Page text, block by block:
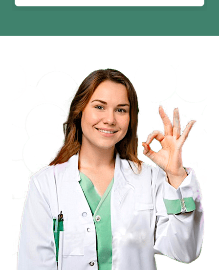
fonction de mes habitudes de vie et mes
avec bienveillance tout au long de votre
d'une grande aide pour mon équilibre
émotionnel. Merci Audrey pour ton
accompagnement !